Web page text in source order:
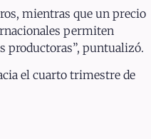
mientras que un precio
permiten
productoras”, puntualizó.
el cuarto trimestre de